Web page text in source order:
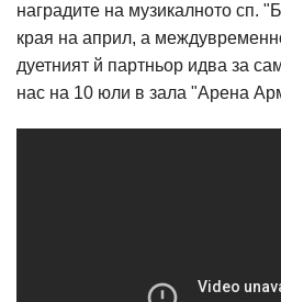
наградите на музикалното сп.
края на април, а
дуетният й партньор идва за
нас на 10 юли в зала "Арена